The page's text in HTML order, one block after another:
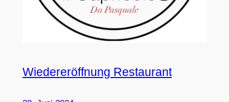
Wiedereröffnung Restaurant